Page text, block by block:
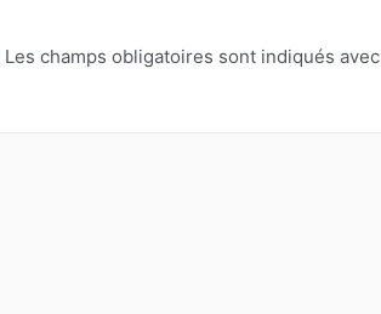
Les champs obligatoires sont indiqués avec